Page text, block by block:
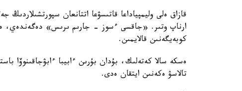
قازاق ەلى وليمپياداعا قاتىسۋعا اتتانعان
ارناپ وتىر. «جاقسى ءسوز - جارىم ىرىس» دەگەندەي،
كوبەيگەنىن قالايمىن.
ەسكە سالا كەتەلىك، بۇدان بۇرىن ءابيبا ءابۋجاقىنوۆا
تالاسۋ ەكەنىن ايتقان ەدى.